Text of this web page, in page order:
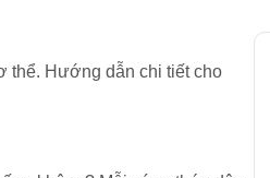
thể. Hướng dẫn chi tiết cho